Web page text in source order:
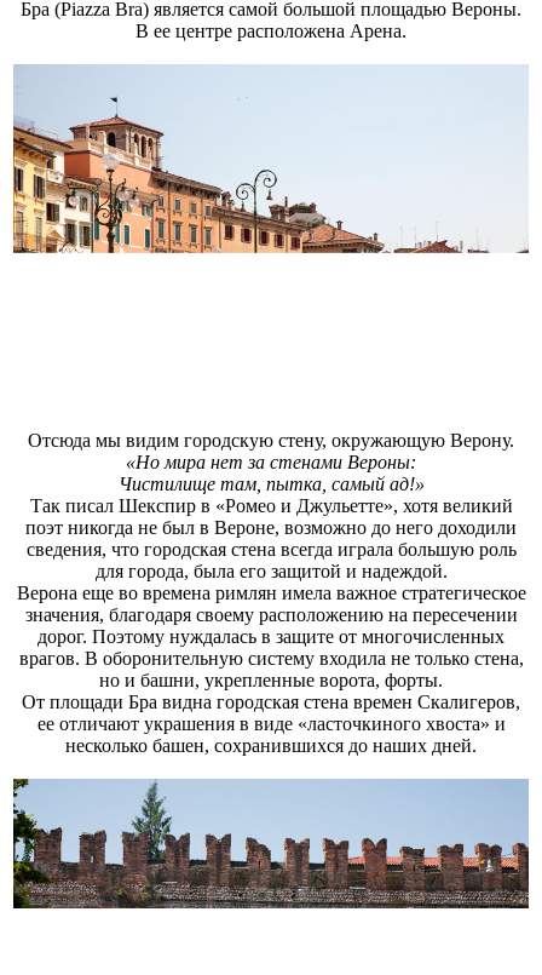
Бра (Piazza Bra) является самой большой площадью Вероны.
В ее центре расположена Арена.
Отсюда мы видим городскую стену, окружающую Верону.
«Но мира нет за стенами Вероны:
Чистилище там, пытка, самый ад!»
Так писал Шекспир в «Ромео и Джульетте», хотя великий
поэт никогда не был в Вероне, возможно до него доходили
сведения, что городская стена всегда играла большую роль
для города, была его защитой и надеждой.
Верона еще во времена римлян имела важное стратегическое
значения, благодаря своему расположению на пересечении
дорог. Поэтому нуждалась в защите от многочисленных
врагов. В оборонительную систему входила не только стена,
но и башни, укрепленные ворота, форты.
От площади Бра видна городская стена времен Скалигеров,
ее отличают украшения в виде «ласточкиного хвоста» и
несколько башен, сохранившихся до наших дней.